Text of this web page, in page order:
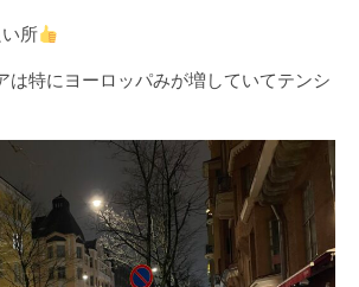
所
は特にヨーロッパみが増していてテンシ